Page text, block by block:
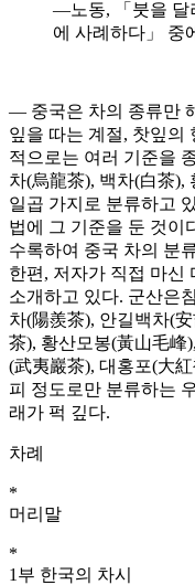
―노동, 「붓을 달
에 사례하다」 중
― 중국은 차의 종류만
잎을 따는 계절, 찻잎의
적으로는 여러 기준을
차(烏龍茶), 백차(白茶),
일곱 가지로 분류하고
법에 그 기준을 둔 것이
수록하여 중국 차의 분
한편, 저자가 직접 마신
소개하고 있다. 군산은
차(陽羨茶), 안길백차(
茶), 황산모봉(黃山毛峰
(武夷巖茶), 대홍포(大
피 정도로만 분류하는
래가 퍽 깊다.
차례
*
머리말
*
1부 한국의 차시